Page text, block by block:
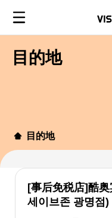
目的地
目的地
[事后免税店]酷
세이브존 광명점)